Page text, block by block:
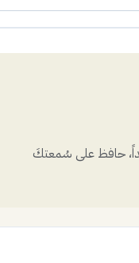
حافظ على سُمعتكَ